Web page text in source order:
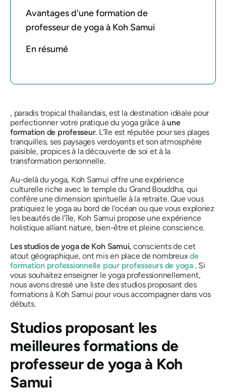
Avantages d'une formation de
professeur de yoga à Koh Samui
En résumé
, paradis tropical thaïlandais, est la destination idéale pour
perfectionner votre pratique du yoga grâce àune
formation de professeur. L'île est réputée pour ses plages
tranquilles, ses paysages verdoyants et son atmosphère
paisible, propices à la découverte de soi et à la
transformation personnelle.
Au-delà du yoga, Koh Samui offre une expérience
culturelle riche avec le temple du Grand Bouddha, qui
confère une dimension spirituelle à la retraite. Que vous
pratiquiez le yoga au bord de l'océan ou que vous exploriez
les beautés de l'île, Koh Samui propose une expérience
holistique alliant nature, bien-être et pleine conscience.
Les studios de yoga de Koh Samui, conscients de cet
atout géographique, ont mis en place de nombreuxde
formation professionnelle pour professeurs de yoga . Si
vous souhaitez enseigner le yoga professionnellement,
nous avons dressé une liste des studios proposant des
formations à Koh Samui pour vous accompagner dans vos
débuts.
Studios proposant les
meilleures formations de
professeur de yoga à Koh
Samui